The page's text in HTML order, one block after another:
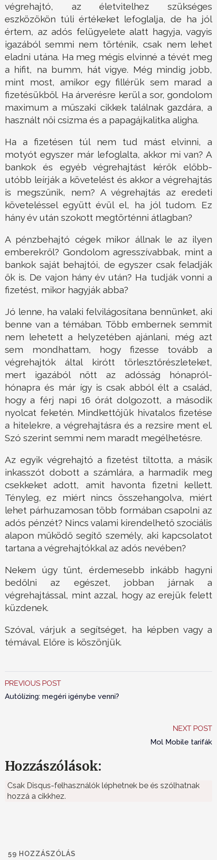
végrehajtó, az életvitelhez szükséges
eszközökön túli értékeket lefoglalja, de ha jól
értem, az adós felügyelete alatt hagyja, vagyis
igazából semmi nem történik, csak nem lehet
eladni utána. Ha meg mégis elvinné a tévét meg
a hifit, na bumm, hát vigye. Még mindig jobb,
mint most, amikor egy fillérük sem marad a
fizetésükből. Ha árverésre kerül a sor, gondolom
maximum a műszaki cikkek találnak gazdára, a
használt női csizma és a papagájkalitka aligha.
Ha a fizetésen túl nem tud mást elvinni, a
motyót egyszer már lefoglalta, akkor mi van? A
bankok és egyéb végrehajtást kérők előbb-
utóbb leírják a követelést és akkor a végrehajtás
is megszűnik, nem? A végrehajtás az eredeti
követeléssel együtt évül el, ha jól tudom. Ez
hány év után szokott megtörténni átlagban?
A pénzbehajtó cégek mikor állnak le az ilyen
emberekről? Gondolom agresszívabbak, mint a
bankok saját behajtói, de egyszer csak feladják
ők is. De vajon hány év után? Ha tudják vonni a
fizetést, mikor hagyják abba?
Jó lenne, ha valaki felvilágosítana bennünket, aki
benne van a témában. Több embernek semmit
nem lehetett a helyzetében ajánlani, még azt
sem mondhattam, hogy fizesse tovább a
végrehajtók által kirótt törlesztőrészleteket,
mert igazából nőtt az adósság hónapról-
hónapra és már így is csak abból élt a család,
hogy a férj napi 16 órát dolgozott, a második
nyolcat feketén. Mindkettőjük hivatalos fizetése
a hitelekre, a végrehajtásra és a rezsire ment el.
Szó szerint semmi nem maradt megélhetésre.
Az egyik végrehajtó a fizetést tiltotta, a másik
inkasszót dobott a számlára, a harmadik meg
csekkeket adott, amit havonta fizetni kellett.
Tényleg, ez miért nincs összehangolva, miért
lehet párhuzamosan több formában csapolni az
adós pénzét? Nincs valami kirendelhető szociális
alapon működő segítő személy, aki kapcsolatot
tartana a végrehajtókkal az adós nevében?
Nekem úgy tűnt, érdemesebb inkább hagyni
bedőlni az egészet, jobban járnak a
végrehajtással, mint azzal, hogy az erejük felett
küzdenek.
Szóval, várjuk a segítséget, ha képben vagy a
témával. Előre is köszönjük.
PREVIOUS POST
Autólízing: megéri igénybe venni?
NEXT POST
Mol Mobile tarifák
Hozzászólások:
Csak Disqus-felhasználók léphetnek be és szólhatnak
hozzá a cikkhez.
59 HOZZÁSZÓLÁS